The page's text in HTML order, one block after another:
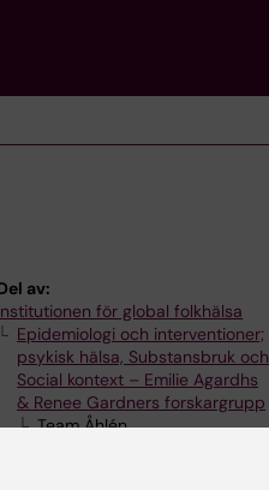
av:
för global folkhälsa
Epidemiologi och interventioner;
psykisk hälsa, Substansbruk och
Social kontext – Emilie Agardhs
& Renee Gardners forskargrupp
Team Åhlén